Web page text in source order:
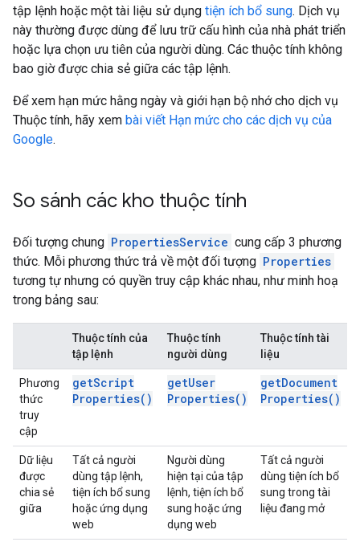
tập lệnh hoặc một tài liệu sử dụng tiện ích bổ sung. Dịch vụ
này thường được dùng để lưu trữ cấu hình của nhà phát triển
hoặc lựa chọn ưu tiên của người dùng. Các thuộc tính không
bao giờ được chia sẻ giữa các tập lệnh.
Để xem hạn mức hằng ngày và giới hạn bộ nhớ cho dịch vụ
Thuộc tính, hãy xem bài viết Hạn mức cho các dịch vụ của
Google.
So sánh các kho thuộc tính
Đối tượng chung PropertiesService cung cấp 3 phương
thức. Mỗi phương thức trả về một đối tượng Properties
tương tự nhưng có quyền truy cập khác nhau, như minh hoạ
trong bảng sau:
Thuộc tính của
tập lệnh
Thuộc tính
người dùng
Thuộc tính tài
liệu
Phương
thức
truy
cập
getScript
Properties( )
getUser
Properties( )
getDocument
Properties( )
Dữ liệu
được
chia sẻ
giữa
Tất cả người
dùng tập lệnh,
tiện ích bổ sung
hoặc ứng dụng
web
Người dùng
hiện tại của tập
lệnh, tiện ích bổ
sung hoặc ứng
dụng web
Tất cả người
dùng tiện ích bổ
sung trong tài
liệu đang mở